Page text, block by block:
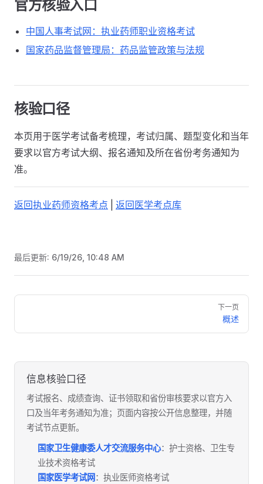
官方核验入口
中国人事考试网：执业药师职业资格考试
国家药品监督管理局：药品监管政策与法规
核验口径
本页用于医学考试备考梳理，考试归属、题型变化和当年
要求以官方考试大纲、报名通知及所在省份考务通知为
准。
返回执业药师资格考点 返回医学考点库
最后更新: 6/19/26, 10:48 AM
Pager
下一页
概述
信息核验口径
考试报名、成绩查询、证书领取和省份审核要求以官方入
口及当年考务通知为准；页面内容按公开信息整理，并随
考试节点更新。
国家卫生健康委人才交流服务中心：护士资格、卫生专
业技术资格考试
国家医学考试网 ：执业医师资格考试